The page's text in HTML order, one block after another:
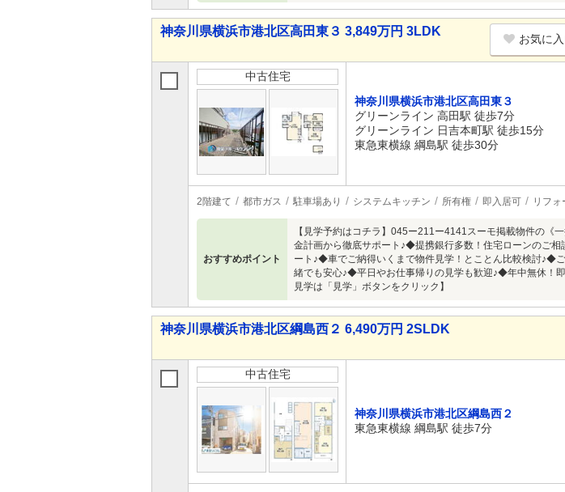
神奈川県横浜市港北区高田東３ 3,849万円 3LDK
お気に
中古住宅
神奈川県横浜市港北区高田東３
グリーンライン 高田駅 徒歩7分
グリーンライン 日吉本町駅 徒歩15分
東急東横線 綱島駅 徒歩30分
2階建て 都市ガス 駐車場あり システムキッチン 所有権 即入居可 リフ
おすすめポイント
【見学予約はコチラ】045ー211ー4141スーモ掲載物件の
金計画から徹底サポート♪◆提携銀行多数！住宅ローンのご
ート♪◆車でご納得いくまで物件見学！とことん比較検討♪◆
緒でも安心♪◆平日やお仕事帰りの見学も歓迎♪◆年中無休！
見学は「見学」ボタンをクリック】
神奈川県横浜市港北区綱島西２ 6,490万円 2SLDK
中古住宅
神奈川県横浜市港北区綱島西２
東急東横線 綱島駅 徒歩7分